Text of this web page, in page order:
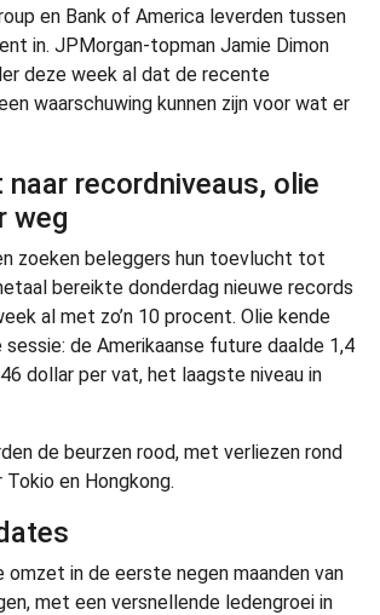
en Bank of America leverden tussen
in. JPMorgan-topman Jamie Dimon
deze week al dat de recente
waarschuwing kunnen zijn voor wat er
naar recordniveaus, olie
weg
zoeken beleggers hun toevlucht tot
bereikte donderdag nieuwe records
al met zo’n 10 procent. Olie kende
de Amerikaanse future daalde 1,4
dollar per vat, het laagste niveau in
de beurzen rood, met verliezen rond
en Hongkong.
omzet in de eerste negen maanden van
met een versnellende ledengroei in